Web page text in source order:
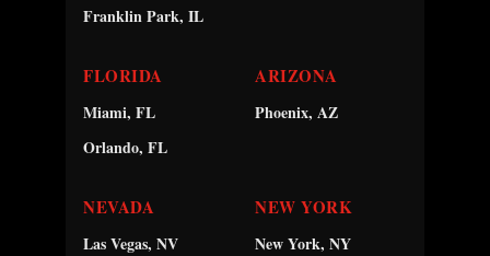
Franklin Park, IL
FLORIDA
Miami, FL
Orlando, FL
ARIZONA
Phoenix, AZ
NEVADA
Las Vegas, NV
NEW YORK
New York, NY